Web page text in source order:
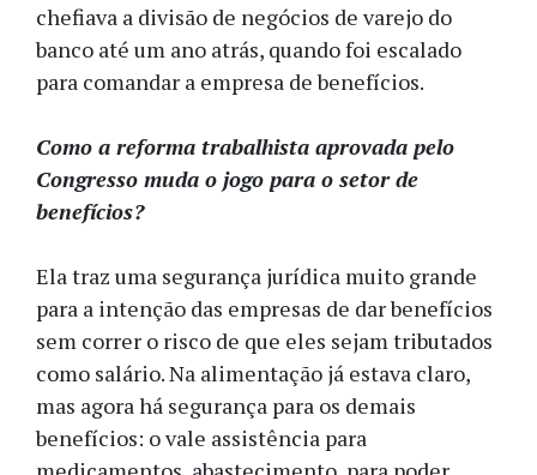
chefiava a divisão de negócios de varejo do
banco até um ano atrás, quando foi escalado
para comandar a empresa de benefícios.
Como a reforma trabalhista aprovada pelo
Congresso muda o jogo para o setor de
benefícios?
Ela traz uma segurança jurídica muito grande
para a intenção das empresas de dar benefícios
sem correr o risco de que eles sejam tributados
como salário. Na alimentação já estava claro,
mas agora há segurança para os demais
benefícios: o vale assistência para